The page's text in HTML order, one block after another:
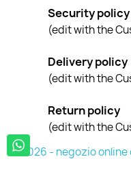
Security policy
(edit with the
Delivery policy
(edit with the
Return policy
(edit with the
© 2026 - negozio